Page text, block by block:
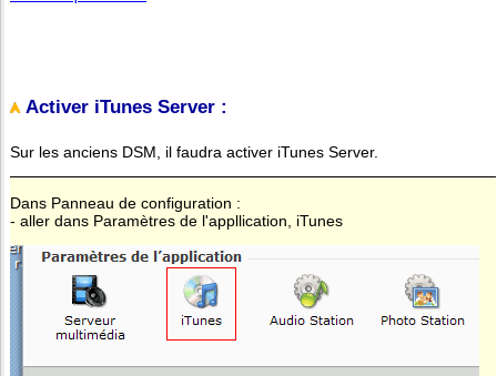
Activer iTunes Server :
Sur les anciens DSM, il faudra activer iTunes Server.
Dans Panneau de configuration :
- aller dans Paramètres de l'appllication, iTunes